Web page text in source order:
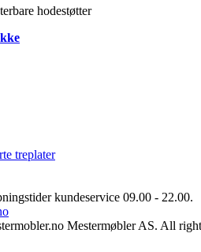
hodestøtter
treplater
kundeservice 09.00 - 22.00.
Mestermøbler AS. All